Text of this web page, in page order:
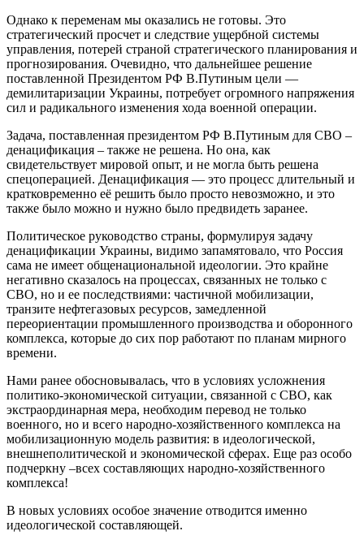
Однако к переменам мы оказались не готовы. Это
стратегический просчет и следствие ущербной системы
управления, потерей страной стратегического планирования и
прогнозирования. Очевидно, что дальнейшее решение
поставленной Президентом РФ В.Путиным цели —
демилитаризации Украины, потребует огромного напряжения
сил и радикального изменения хода военной операции.
Задача, поставленная президентом РФ В.Путиным для СВО –
денацификация – также не решена. Но она, как
свидетельствует мировой опыт, и не могла быть решена
спецоперацией. Денацификация — это процесс длительный и
кратковременно её решить было просто невозможно, и это
также было можно и нужно было предвидеть заранее.
Политическое руководство страны, формулируя задачу
денацификации Украины, видимо запамятовало, что Россия
сама не имеет общенациональной идеологии. Это крайне
негативно сказалось на процессах, связанных не только с
СВО, но и ее последствиями: частичной мобилизации,
транзите нефтегазовых ресурсов, замедленной
переориентации промышленного производства и оборонного
комплекса, которые до сих пор работают по планам мирного
времени.
Нами ранее обосновывалась, что в условиях усложнения
политико-экономической ситуации, связанной с СВО, как
экстраординарная мера, необходим перевод не только
военного, но и всего народно-хозяйственного комплекса на
мобилизационную модель развития: в идеологической,
внешнеполитической и экономической сферах. Еще раз особо
подчеркну –всех составляющих народно-хозяйственного
комплекса!
В новых условиях особое значение отводится именно
идеологической составляющей.